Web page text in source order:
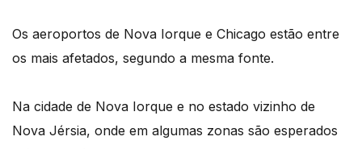
Os aeroportos de Nova Iorque e Chicago estão entre
os mais afetados, segundo a mesma fonte.
Na cidade de Nova Iorque e no estado vizinho de
Nova Jérsia, onde em algumas zonas são esperados